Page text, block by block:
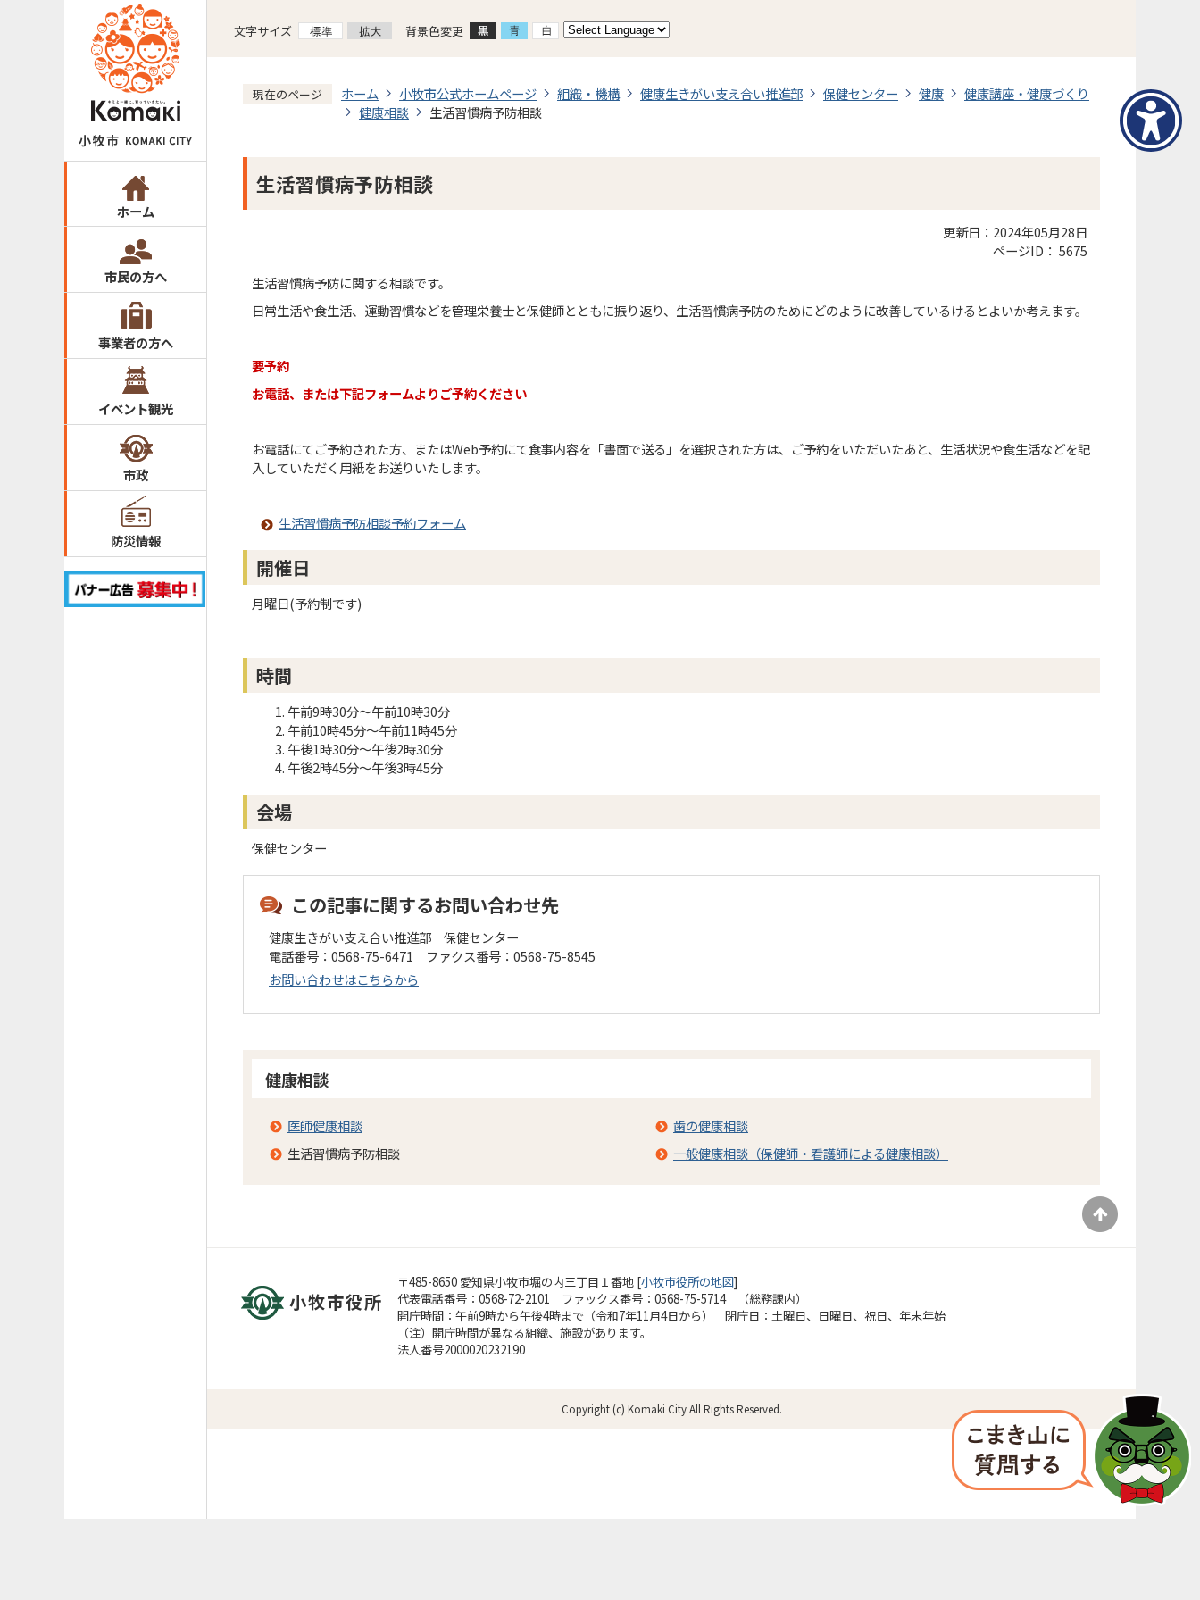
ホーム
市民の方へ
事業者の方へ
イベント観光
市政
防災情報
文字サイズ 背景色変更
現在のページ ホーム 小牧市公式ホームページ 組織・機構 健康生きがい支え合い推進部 保健センター 健康
健康講座・健康づくり
健康相談
生活習慣病予防相談
生活習慣病予防相談
更新日：2024年05月28日
ページID： 5675
生活習慣病予防に関する相談です。
日常生活や食生活、運動習慣などを管理栄養士と保健師とともに振り返り、生活習慣病予防のためにどのように改善しているけるとよいか考えます。
要予約
お電話、または下記フォームよりご予約ください
お電話にてご予約された方、またはWeb予約にて食事内容を「書面で送る」を選択された方は、ご予約をいただいたあと、生活状況や食生活などを記
入していただく用紙をお送りいたします。
生活習慣病予防相談予約フォーム
開催日
月曜日(予約制です)
時間
午前9時30分～午前10時30分
午前10時45分～午前11時45分
午後1時30分～午後2時30分
午後2時45分～午後3時45分
会場
保健センター
この記事に関するお問い合わせ先
健康生きがい支え合い推進部 保健センター
電話番号：0568-75-6471 ファクス番号：0568-75-8545
お問い合わせはこちらから
健康相談
医師健康相談
歯の健康相談
生活習慣病予防相談
一般健康相談（保健師・看護師による健康相談）
小牧市役所
〒485-8650 愛知県小牧市堀の内三丁目１番地 [小牧市役所の地図]
代表電話番号：0568-72-2101 ファックス番号：0568-75-5714 （総務課内）
開庁時間：午前9時から午後4時まで（令和7年11月4日から） 閉庁日：土曜日、日曜日、祝日、年末年始
（注）開庁時間が異なる組織、施設があります。
法人番号2000020232190
Copyright (c) Komaki City All Rights Reserved.